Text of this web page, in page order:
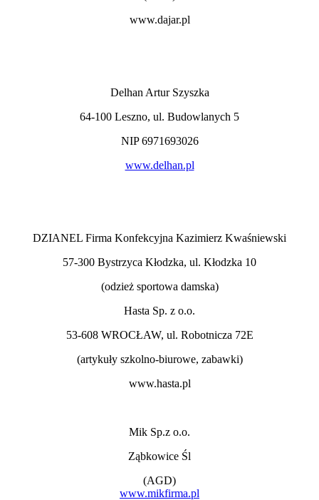
www.dajar.pl
Delhan Artur Szyszka
64-100 Leszno, ul. Budowlanych 5
NIP 6971693026
www.delhan.pl
DZIANEL Firma Konfekcyjna Kazimierz Kwaśniewski
57-300 Bystrzyca Kłodzka, ul. Kłodzka 10
(odzież sportowa damska)
Hasta Sp. z o.o.
53-608 WROCŁAW, ul. Robotnicza 72E
(artykuły szkolno-biurowe, zabawki)
www.hasta.pl
Mik Sp.z o.o.
Ząbkowice Śl
(AGD)
www.mikfirma.pl